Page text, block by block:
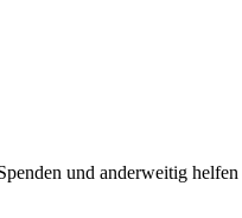
und anderweitig helfen